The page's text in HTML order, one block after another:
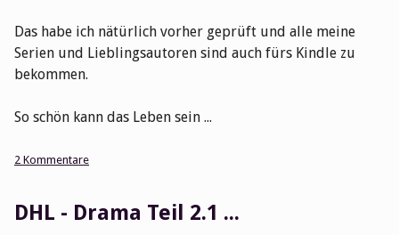
Das habe ich nätürlich vorher geprüft und alle meine
Serien und Lieblingsautoren sind auch fürs Kindle zu
bekommen.
So schön kann das Leben sein ...
2 Kommentare
DHL - Drama Teil 2.1 ...